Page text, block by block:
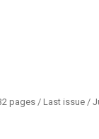
pages / Last issue /